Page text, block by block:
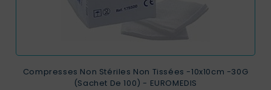
Compresses Non Stériles Non Tissées -10x10cm -30G
(sachet De 100) - EUROMEDIS